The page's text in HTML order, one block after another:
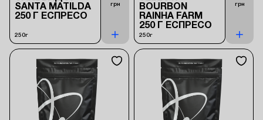
SANTA MATILDA
250 Г ЕСПРЕСО
250г
грн
BOURBON
RAINHA FARM
250 Г ЕСПРЕСО
250г
грн